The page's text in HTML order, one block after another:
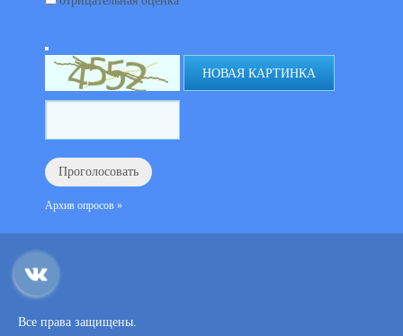
НОВАЯ КАРТИНКА
Архив опросов »
Все права защищены.